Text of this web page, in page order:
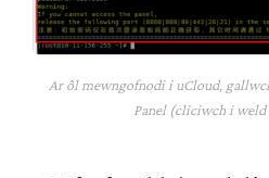
Ar ôl mewngofnodi i uCloud,
Panel (cliciwch i